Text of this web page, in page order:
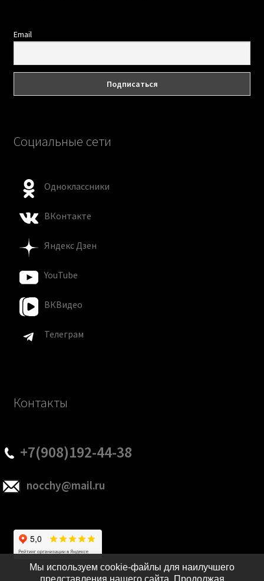
Email
Социальные сети
Одноклассники
ВКонтакте
Яндекс Дзен
YouTube
ВКВидео
Телеграм
Контакты
+7(908)192-44-38
nocchy@mail.ru
Мы используем cookie-файлы для наилучшего
представления нашего сайта. Продолжая